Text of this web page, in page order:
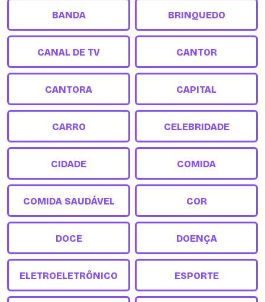
BANDA BRINQUEDO
CANAL DE TV CANTOR
CANTORA CAPITAL
CARRO CELEBRIDADE
CIDADE COMIDA
COMIDA SAUDÁVEL COR
DOCE DOENÇA
ELETROELETRÔNICO ESPORTE